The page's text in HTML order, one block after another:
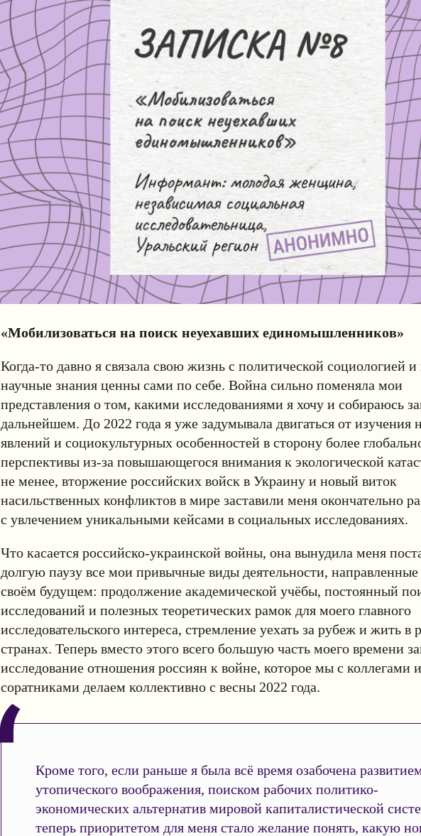
«Мобилизоваться на поиск неуехавших единомышленников»
Когда-то давно я связала свою жизнь с политической социологией и
научные знания ценны сами по себе. Война сильно поменяла мои
представления о том, какими исследованиями я хочу и собираюсь
дальнейшем. До 2022 года я уже задумывала двигаться от изучения
явлений и социокультурных особенностей в сторону более
перспективы из-за повышающегося внимания к экологической
не менее, вторжение российских войск в Украину и новый виток
насильственных конфликтов в мире заставили меня окончательно
с увлечением уникальными кейсами в социальных исследованиях.
Что касается российско-украинской войны, она вынудила меня
долгую паузу все мои привычные виды деятельности, направленные
своём будущем: продолжение академической учёбы, постоянный
исследований и полезных теоретических рамок для моего главного
исследовательского интереса, стремление уехать за рубеж и жить в
странах. Теперь вместо этого всего большую часть моего времени
исследование отношения россиян к войне, которое мы с коллегами и
соратниками делаем коллективно с весны 2022 года.
Кроме того, если раньше я была всё время озабочена
утопического воображения, поиском рабочих политико-
экономических альтернатив мировой капиталистической
теперь приоритетом для меня стало желание понять, какую